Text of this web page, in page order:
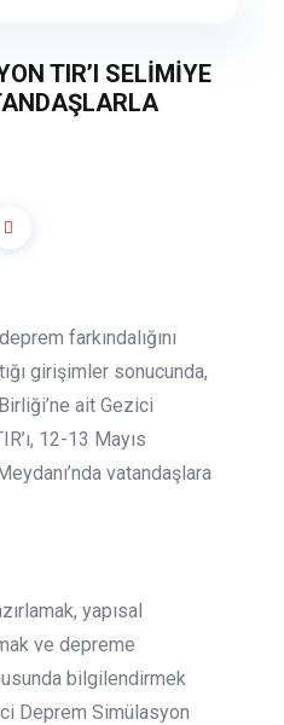
TIR’I SELİMİYE
farkındalığını
girişimler sonucunda,
ait Gezici
12-13 Mayıs
vatandaşlara
yapısal
ve depreme
bilgilendirmek
Deprem Simülasyon